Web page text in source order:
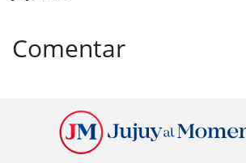
Comentar